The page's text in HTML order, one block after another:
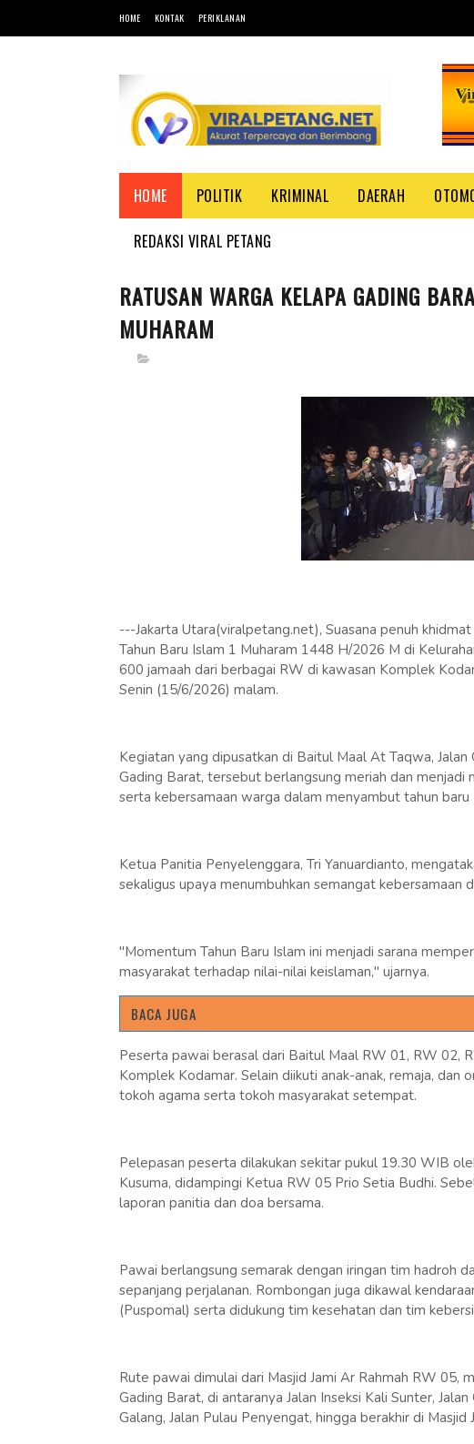
HOME KONTAK PERIKLANAN
HOME POLITIK KRIMINAL DAERAH
REDAKSI VIRAL PETANG
RATUSAN WARGA KELAPA GADING
MUHARAM
---Jakarta Utara(viralpetang.net), Suasana penuh
Tahun Baru Islam 1 Muharam 1448 H/2026 M di
600 jamaah dari berbagai RW di kawasan Komplek
Senin (15/6/2026) malam.
Kegiatan yang dipusatkan di Baitul Maal At Taqwa,
Gading Barat, tersebut berlangsung meriah dan
serta kebersamaan warga dalam menyambut tahun baru
Ketua Panitia Penyelenggara, Tri Yanuardianto,
sekaligus upaya menumbuhkan semangat kebersamaan
"Momentum Tahun Baru Islam ini menjadi sarana
masyarakat terhadap nilai-nilai keislaman," ujarnya.
BACA JUGA
Peserta pawai berasal dari Baitul Maal RW 01, RW 02,
Komplek Kodamar. Selain diikuti anak-anak, remaja,
tokoh agama serta tokoh masyarakat setempat.
Pelepasan peserta dilakukan sekitar pukul 19.30 WIB
Kusuma, didampingi Ketua RW 05 Prio Setia Budhi.
laporan panitia dan doa bersama.
Pawai berlangsung semarak dengan iringan tim hadroh
sepanjang perjalanan. Rombongan juga dikawal
(Puspomal) serta didukung tim kesehatan dan tim
Rute pawai dimulai dari Masjid Jami Ar Rahmah RW 05,
Gading Barat, di antaranya Jalan Inseksi Kali Sunter, Jalan
Galang, Jalan Pulau Penyengat, hingga berakhir di